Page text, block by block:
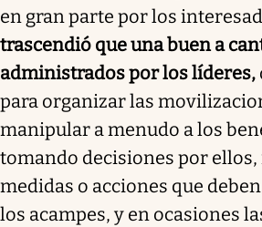
en gran parte por los
trascendió que una buen a
administrados por los líderes,
para organizar las
manipular a menudo a los
tomando decisiones por ellos,
medidas o acciones que
los acampes, y en ocasiones